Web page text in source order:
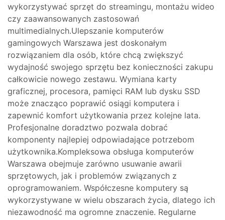
wykorzystywać sprzęt do streamingu, montażu wideo
czy zaawansowanych zastosowań
multimedialnych.Ulepszanie komputerów
gamingowych Warszawa jest doskonałym
rozwiązaniem dla osób, które chcą zwiększyć
wydajność swojego sprzętu bez konieczności zakupu
całkowicie nowego zestawu. Wymiana karty
graficznej, procesora, pamięci RAM lub dysku SSD
może znacząco poprawić osiągi komputera i
zapewnić komfort użytkowania przez kolejne lata.
Profesjonalne doradztwo pozwala dobrać
komponenty najlepiej odpowiadające potrzebom
użytkownika.Kompleksowa obsługa komputerów
Warszawa obejmuje zarówno usuwanie awarii
sprzętowych, jak i problemów związanych z
oprogramowaniem. Współczesne komputery są
wykorzystywane w wielu obszarach życia, dlatego ich
niezawodność ma ogromne znaczenie. Regularne